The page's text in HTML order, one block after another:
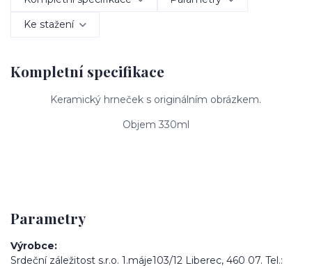
Ke stažení
Kompletní specifikace
Keramický hrneček s originálním obrázkem.
Objem 330ml
Parametry
Výrobce
Srdeční záležitost s.r.o. 1.máje103/12 Liberec, 460 07. Tel.: